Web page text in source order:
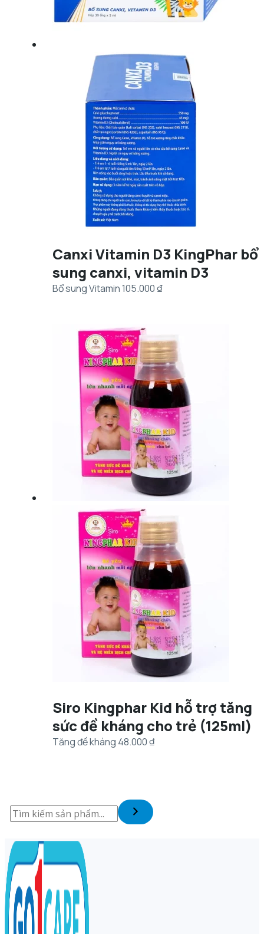
Canxi Vitamin D3 KingPhar bổ
sung canxi, vitamin D3
Bổ sung Vitamin105.000₫
Siro Kingphar Kid hỗ trợ tăng
sức đề kháng cho trẻ (125ml)
Tăng đề kháng 48.000₫